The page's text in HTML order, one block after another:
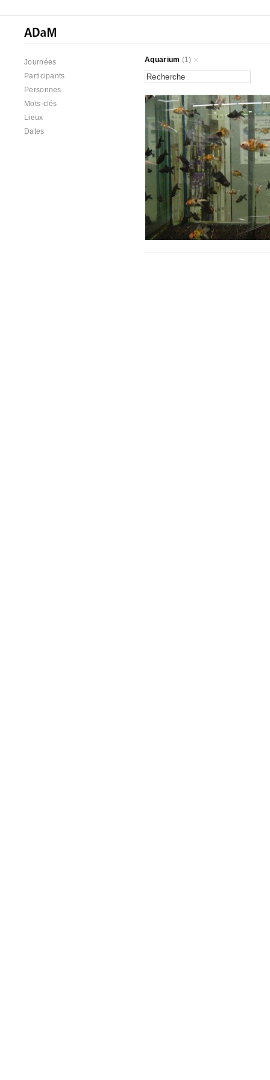
Journées
Participants
Personnes
Mots-clés
Lieux
Dates
Aquarium (1)